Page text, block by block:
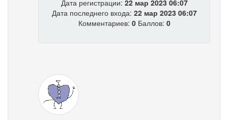
Дата регистрации: 22 мар 2023 06:07
Дата последнего входа: 22 мар 2023 06:07
Комментариев: 0Баллов: 0